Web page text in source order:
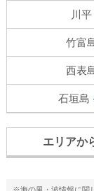
川平
竹富
西表
石垣島
エリアか